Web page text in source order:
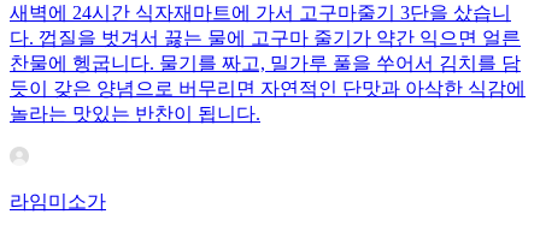
새벽에 24시간 식자재마트에 가서 고구마줄기 3단을 샀습니
다. 껍질을 벗겨서 끓는 물에 고구마 줄기가 약간 익으면 얼른
찬물에 헹굽니다. 물기를 짜고, 밀가루 풀을 쑤어서 김치를 담
듯이 갖은 양념으로 버무리면 자연적인 단맛과 아삭한 식감에
놀라는 맛있는 반찬이 됩니다.
라임미소가